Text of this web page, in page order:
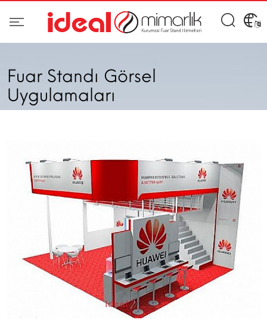
Fuar Standı Görsel
Uygulamaları